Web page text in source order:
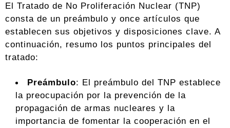
El Tratado de No Proliferación Nuclear (TNP)
consta de un preámbulo y once artículos que
establecen sus objetivos y disposiciones clave. A
continuación, resumo los puntos principales del
tratado:
Preámbulo: El preámbulo del TNP establece
la preocupación por la prevención de la
propagación de armas nucleares y la
importancia de fomentar la cooperación en el